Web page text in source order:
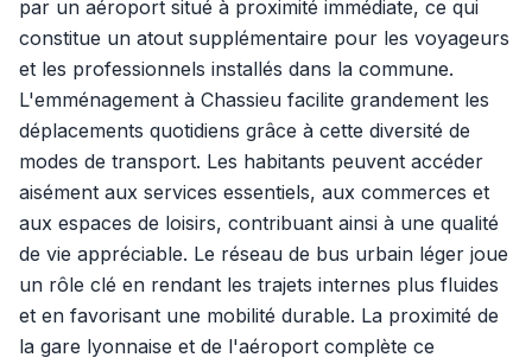
par un aéroport situé à proximité immédiate, ce qui
constitue un atout supplémentaire pour les voyageurs
et les professionnels installés dans la commune.
L'emménagement à Chassieu facilite grandement les
déplacements quotidiens grâce à cette diversité de
modes de transport. Les habitants peuvent accéder
aisément aux services essentiels, aux commerces et
aux espaces de loisirs, contribuant ainsi à une qualité
de vie appréciable. Le réseau de bus urbain léger joue
un rôle clé en rendant les trajets internes plus fluides
et en favorisant une mobilité durable. La proximité de
la gare lyonnaise et de l'aéroport complète ce